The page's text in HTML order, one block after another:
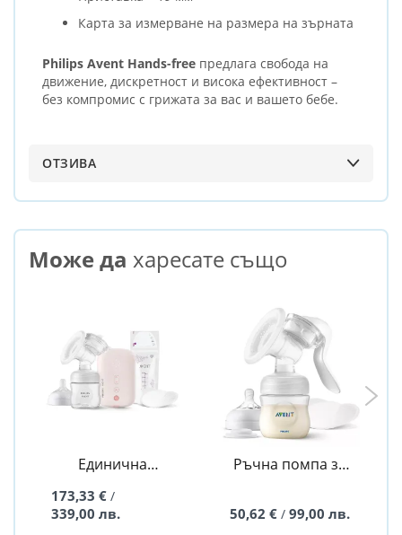
Карта за измерване на размера на зърната
Philips Avent Hands-free предлага свобода на
движение, дискретност и висока ефективност –
без компромис с грижата за вас и вашето бебе.
ОТЗИВА
Може да харесате също
Единична
помпа за кърма
Natural Motion
173,33 € /
339,00 лв.
Ръчна помпа за
Motion - Philips
50,62 €/ 99,00 лв.